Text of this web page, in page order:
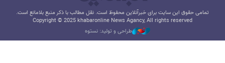
تمامی حقوق این سایت برای خبرآنلاین محفوظ است. نقل مطالب با ذکر منبع بلامانع است.
Copyright © 2025 khabaronline News Agancy, All rights reserved
طراحی و تولید: نستوه